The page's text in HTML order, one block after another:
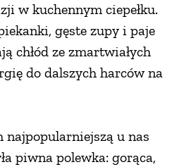
w kuchennym ciepełku.
gęste zupy i paje
chłód ze zmartwiałych
do dalszych harców na
najpopularniejszą u nas
piwna polewka: gorąca,
INNE